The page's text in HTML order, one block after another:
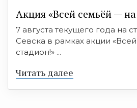
Акция «Всей семьёй —
7 августа текущего года на
Севска в рамках акции
стадион!» ...
Читать далее